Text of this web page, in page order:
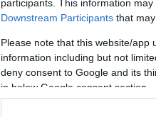
participants. This information
Downstream Participants that
Please note that this website/
information including but not
deny consent to Google and its
in below Google consent section.